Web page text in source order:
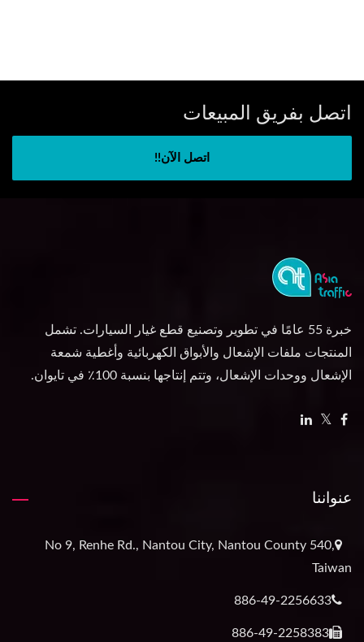
اتصل بفريق المبيعات
اتصل الآن!!
خبرة 55 عامًا في تطوير وتصنيع قطع غيار السيارات. تشمل
المنتجات ملفات الإشعال والأبواق الكهربائية وأغطية شمعة
الإشعال ووحدات الإشعال، وتتم إنتاجها بنسبة 100٪ في تايوان.
عنواننا
No 9, Renhe Rd., Nantou City, Nantou County 540,
Taiwan
886-49-2256633
886-49-2258383